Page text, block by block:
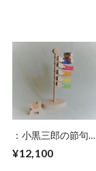
：小黒三郎の節句人
形 こいのぼり
¥12,100